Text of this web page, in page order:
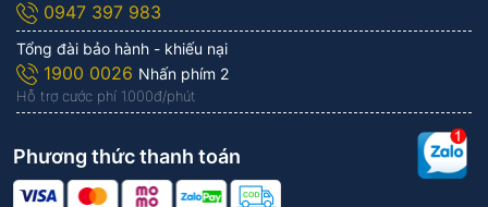
0947 397 983
Tổng đài bảo hành - khiếu nại
1900 0026 Nhấn phím 2
Hỗ trợ cước phí 1.000đ/phút
Phương thức thanh toán